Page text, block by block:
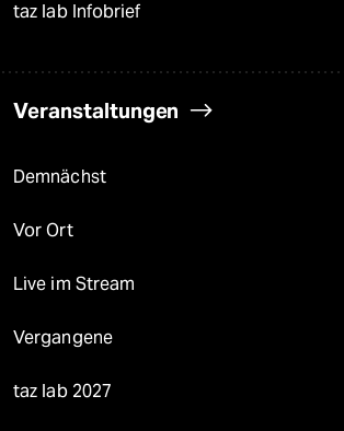
taz lab Infobrief
Veranstaltungen
Demnächst
Vor Ort
Live im Stream
Vergangene
taz lab 2027